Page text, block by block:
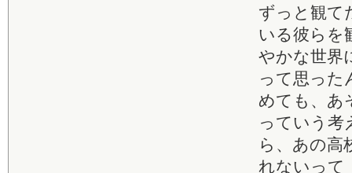
ずっと観て
いる彼らを
やかな世界
って思った
めても、あ
っていう考
ら、あの高
れないって